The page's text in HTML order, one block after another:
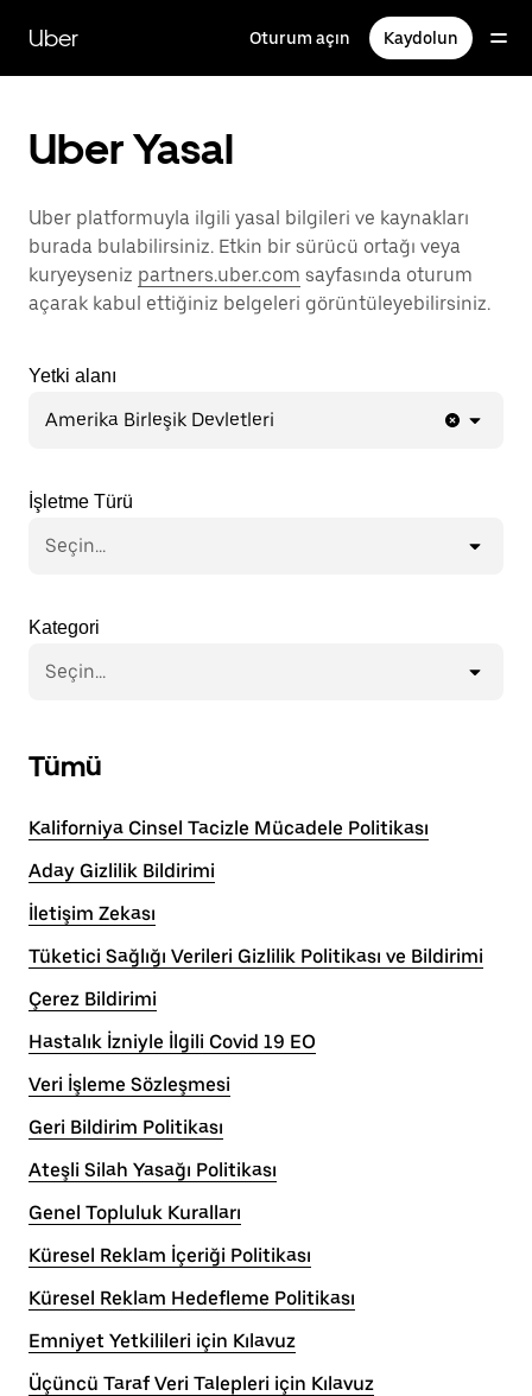
içeriğe
gidinUber Oturum açın Kaydolun
Uber Yasal
Uber platformuyla ilgili yasal bilgileri ve kaynakları
burada bulabilirsiniz. Etkin bir sürücü ortağı veya
kuryeyseniz partners.uber.com sayfasında oturum
açarak kabul ettiğiniz belgeleri görüntüleyebilirsiniz.
Yetki alanı
Amerika Birleşik Devletleri
İşletme Türü
Seçin...
Kategori
Seçin...
Tümü
Kaliforniya Cinsel Tacizle Mücadele Politikası
Aday Gizlilik Bildirimi
İletişim Zekası
Tüketici Sağlığı Verileri Gizlilik Politikası ve Bildirimi
Çerez Bildirimi
Hastalık İzniyle İlgili Covid 19 EO
Veri İşleme Sözleşmesi
Geri Bildirim Politikası
Ateşli Silah Yasağı Politikası
Genel Topluluk Kuralları
Küresel Reklam İçeriği Politikası
Küresel Reklam Hedefleme Politikası
Emniyet Yetkilileri için Kılavuz
Üçüncü Taraf Veri Talepleri için Kılavuz